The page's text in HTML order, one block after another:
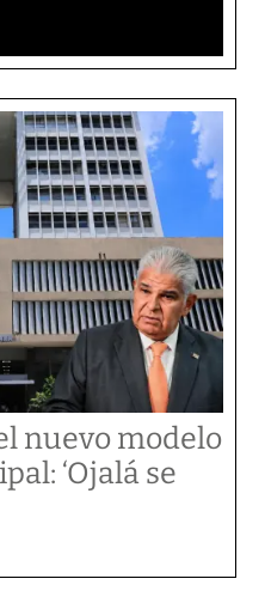
nuevo modelo
‘Ojalá se